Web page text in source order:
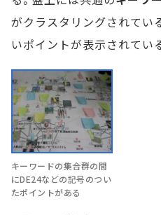
がクラスタリングされてい
いポイントが表示されてい
キーワードの集合群の間
にDE24などの記号のつい
たポイントがある